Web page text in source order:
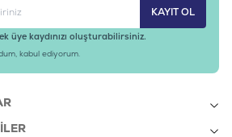
106 KAYIT OL
üye kaydınızı oluşturabilirsiniz.
kabul ediyorum.